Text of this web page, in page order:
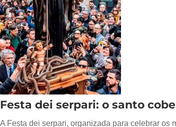
Festa dei serpari: o santo
A Festa dei serpari, organizada para celebrar os